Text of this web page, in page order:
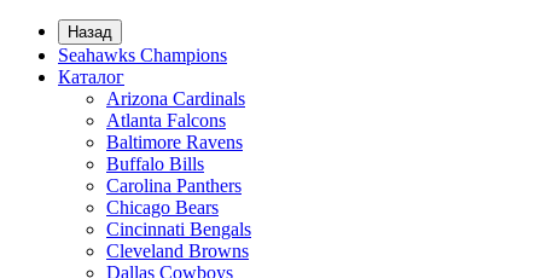
Назад
Seahawks Champions
Каталог
Arizona Cardinals
Atlanta Falcons
Baltimore Ravens
Buffalo Bills
Carolina Panthers
Chicago Bears
Cincinnati Bengals
Cleveland Browns
Dallas Cowboys